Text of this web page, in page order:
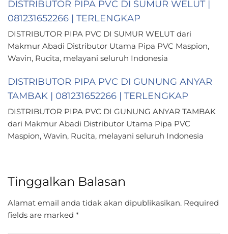
DISTRIBUTOR PIPA PVC DI SUMUR WELUT |
081231652266 | TERLENGKAP
DISTRIBUTOR PIPA PVC DI SUMUR WELUT dari
Makmur Abadi Distributor Utama Pipa PVC Maspion,
Wavin, Rucita, melayani seluruh Indonesia
DISTRIBUTOR PIPA PVC DI GUNUNG ANYAR
TAMBAK | 081231652266 | TERLENGKAP
DISTRIBUTOR PIPA PVC DI GUNUNG ANYAR TAMBAK
dari Makmur Abadi Distributor Utama Pipa PVC
Maspion, Wavin, Rucita, melayani seluruh Indonesia
Tinggalkan Balasan
Alamat email anda tidak akan dipublikasikan. Required
fields are marked *